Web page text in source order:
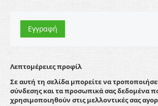
Εγγραφή
Λεπτομέρειες προφίλ
Σε αυτή τη σελίδα μπορείτε να
σύνδεσης και τα προσωπικά σας δεδομένα
χρησιμοποιηθούν στις μελλοντικές σας